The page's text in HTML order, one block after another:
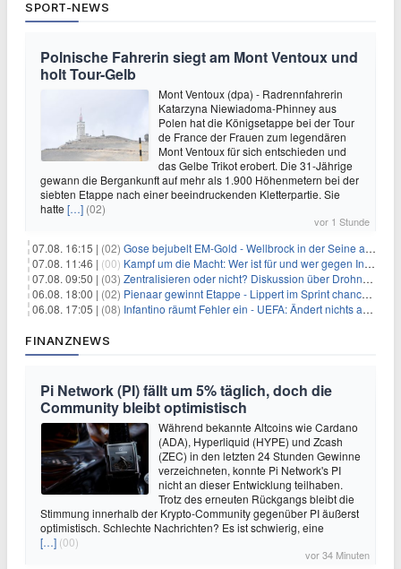
SPORT-NEWS
Polnische Fahrerin siegt am Mont Ventoux und
holt Tour-Gelb
Mont Ventoux (dpa) - Radrennfahrerin
Katarzyna Niewiadoma-Phinney aus
Polen hat die Königsetappe bei der Tour
de France der Frauen zum legendären
Mont Ventoux für sich entschieden und
das Gelbe Trikot erobert. Die 31-Jährige
gewann die Bergankunft auf mehr als 1.900 Höhenmetern bei der
siebten Etappe nach einer beeindruckenden Kletterpartie. Sie
hatte […] (02)
vor 1 Stunde
07.08. 16:15 | (02) Gose bejubelt EM-Gold - Wellbrock in der Seine ausgebremst
07.08. 11:46 | (00) Kampf um die Macht: Wer ist für und wer gegen Infantino?
07.08. 09:50 | (03) Zentralisieren oder nicht? Diskussion über Drohnenabwehr
06.08. 18:00 | (02) Pienaar gewinnt Etappe - Lippert im Sprint chancenlos
06.08. 17:05 | (08) Infantino räumt Fehler ein - UEFA: Ändert nichts an Boykott
FINANZNEWS
Pi Network (PI) fällt um 5% täglich, doch die
Community bleibt optimistisch
Während bekannte Altcoins wie Cardano
(ADA), Hyperliquid (HYPE) und Zcash
(ZEC) in den letzten 24 Stunden Gewinne
verzeichneten, konnte Pi Network's PI
nicht an dieser Entwicklung teilhaben.
Trotz des erneuten Rückgangs bleibt die
Stimmung innerhalb der Krypto-Community gegenüber PI äußerst
optimistisch. Schlechte Nachrichten? Es ist schwierig, eine
[…] (00)
vor 34 Minuten